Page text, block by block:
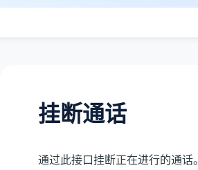
挂断通话
通过此接口挂断正在进行的通话。